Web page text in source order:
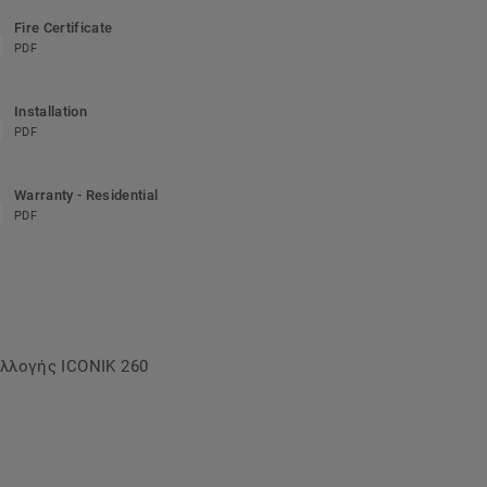
Fire Certificate
PDF
Installation
PDF
Warranty - Residential
PDF
ICONIK 260